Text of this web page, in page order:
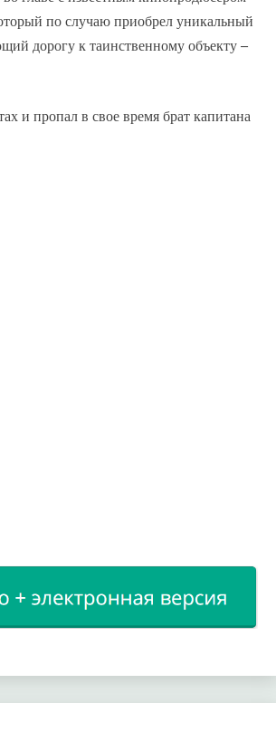
по случаю приобрел уникальный
дорогу к таинственному объекту –
и пропал в свое время брат капитана